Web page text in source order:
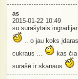
as
2015-01-22 10:49
su surašytais
.. o jau koks įdaras
cukraus ...
kas
surašė ir skanaus